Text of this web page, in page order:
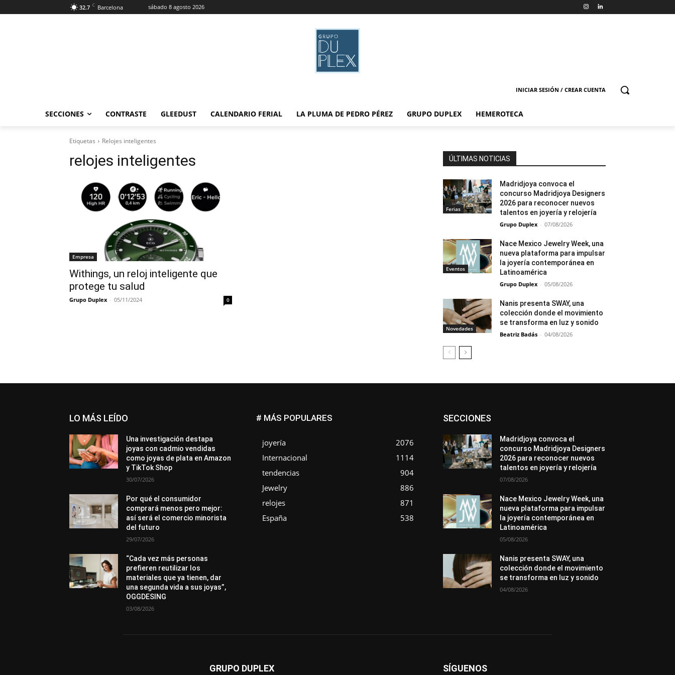
32.7 C Barcelona sábado 8 agosto 2026
INICIAR SESIÓN / CREAR CUENTA
SECCIONES CONTRASTE GLEEDUST CALENDARIO FERIAL LA PLUMA DE PEDRO PÉREZ GRUPO DUPLEX HEMEROTECA
Etiquetas Relojes inteligentes
relojes inteligentes
Empresa
Withings, un reloj inteligente que
protege tu salud
Grupo Duplex - 05/11/2024 0
ÚLTIMAS NOTICIAS
Ferias
Madridjoya convoca el
concurso Madridjoya Designers
2026 para reconocer nuevos
talentos en joyería y relojería
Grupo Duplex - 07/08/2026
Eventos
Nace Mexico Jewelry Week, una
nueva plataforma para impulsar
la joyería contemporánea en
Latinoamérica
Grupo Duplex - 05/08/2026
Novedades
Nanis presenta SWAY, una
colección donde el movimiento
se transforma en luz y sonido
Beatriz Badás - 04/08/2026
LO MÁS LEÍDO
Una investigación destapa
joyas con cadmio vendidas
como joyas de plata en Amazon
y TikTok Shop
30/07/2026
Por qué el consumidor
comprará menos pero mejor:
así será el comercio minorista
del futuro
29/07/2026
“Cada vez más personas
prefieren reutilizar los
materiales que ya tienen, dar
una segunda vida a sus joyas”,
OGGDESING
03/08/2026
# MÁS POPULARES
joyería
2076
Internacional
1114
tendencias
904
Jewelry
886
relojes
871
España
538
SECCIONESAsociaciones
En tendencia
In memoriam
La Pluma de Pedro Pérez
México
Mundo Técnico
Novedades
Opiniones
Perspectiva
Premios
Secciones
Sin categoría
Sucesos
Madridjoya convoca el
concurso Madridjoya Designers
2026 para reconocer nuevos
talentos en joyería y relojería
07/08/2026
Nace Mexico Jewelry Week, una
nueva plataforma para impulsar
la joyería contemporánea en
Latinoamérica
05/08/2026
Nanis presenta SWAY, una
colección donde el movimiento
se transforma en luz y sonido
04/08/2026
GRUPO DUPLEX SÍGUENOS